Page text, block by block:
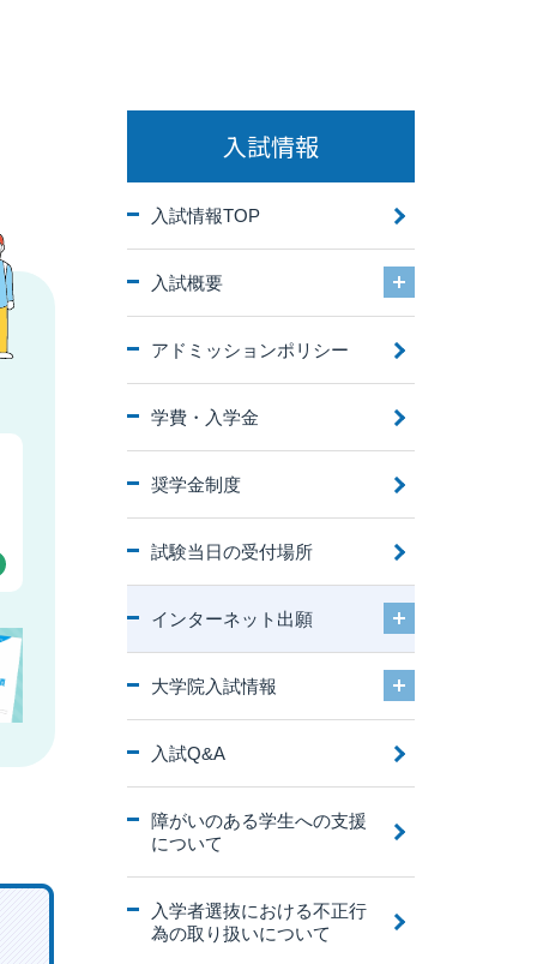
入試情報
入試情報TOP
入試概要
アドミッションポリシー
学費・入学金
奨学金制度
試験当日の受付場所
インターネット出願
大学院入試情報
入試Q&A
障がいのある学生への支援
について
入学者選抜における不正行
為の取り扱いについて